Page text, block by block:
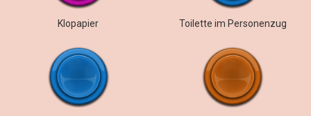
Klopapier Toilette im Personenzug